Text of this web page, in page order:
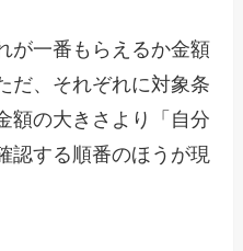
が一番もらえるか金額
だ、それぞれに対象条
額の大きさより「自分
認する順番のほうが現